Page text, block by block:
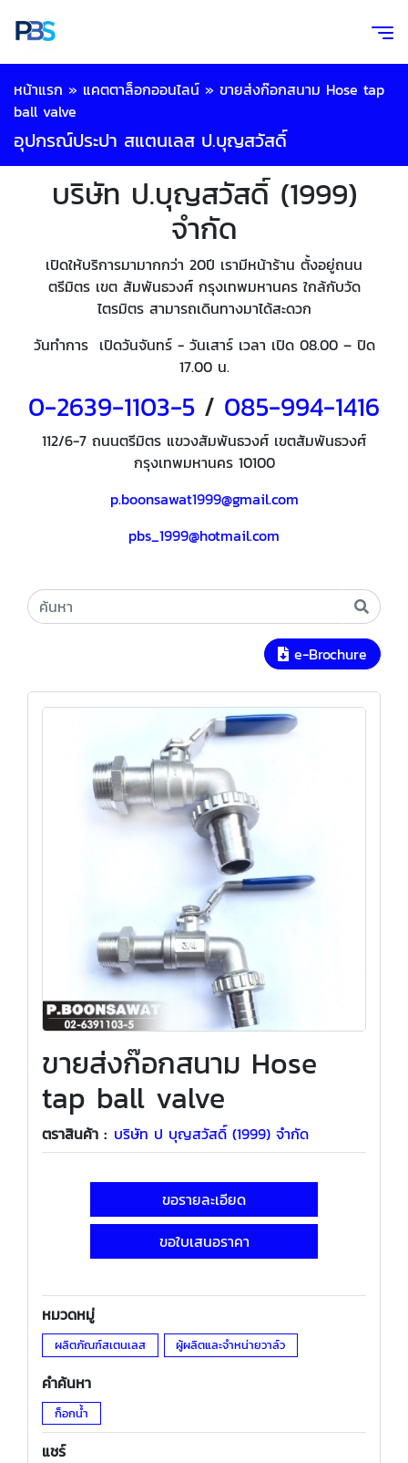
หน้าแรก » แคตตาล็อกออนไลน์ » ขายส่งก๊อกสนาม Hose tap
ball valve
อุปกรณ์ประปา สแตนเลส ป.บุญสวัสดิ์
บริษัท ป.บุญสวัสดิ์ (1999)
จำกัด
เปิดให้บริการมามากกว่า 20ปี เรามีหน้าร้าน ตั้งอยู่ถนน
ตรีมิตร เขต สัมพันธวงศ์ กรุงเทพมหานคร ใกล้กับวัด
ไตรมิตร สามารถเดินทางมาได้สะดวก
วันทำการ เปิดวันจันทร์ - วันเสาร์ เวลา เปิด 08.00 – ปิด
17.00 น.
0-2639-1103-5 / 085-994-1416
112/6-7 ถนนตรีมิตร แขวงสัมพันธวงศ์ เขตสัมพันธวงศ์
กรุงเทพมหานคร 10100
p.boonsawat1999@gmail.com
pbs_1999@hotmail.com
e-Brochure
ขายส่งก๊อกสนาม Hose
tap ball valve
ตราสินค้า : บริษัท ป บุญสวัสดิ์ (1999) จำกัด
ขอรายละเอียด
ขอใบเสนอราคา
หมวดหมู่
ผลิตภัณฑ์สเตนเลส ผู้ผลิตและจำหน่ายวาล์ว
คำค้นหา
ก็อกน้ำ
แชร์